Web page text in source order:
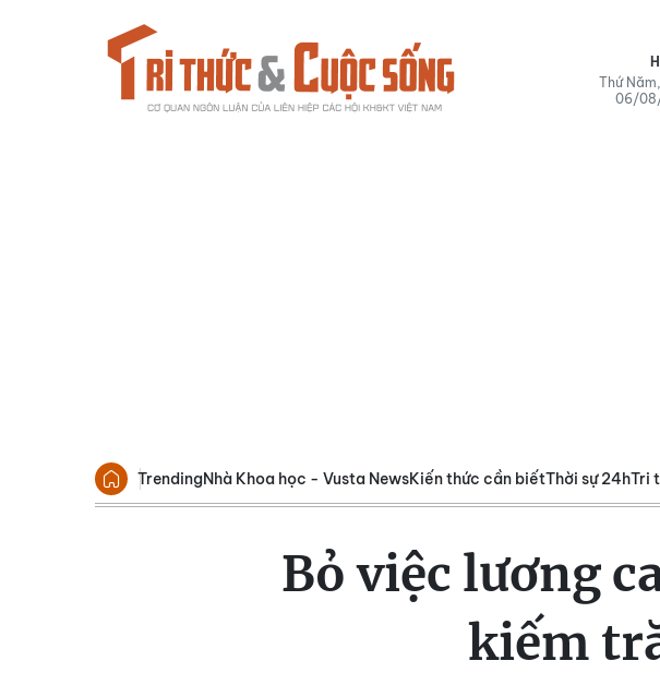
Thứ
06/
TrendingNhà Khoa học - Vusta NewsKiến thức cần biếtThời sự 24hTri
Bỏ việc lương
kiếm